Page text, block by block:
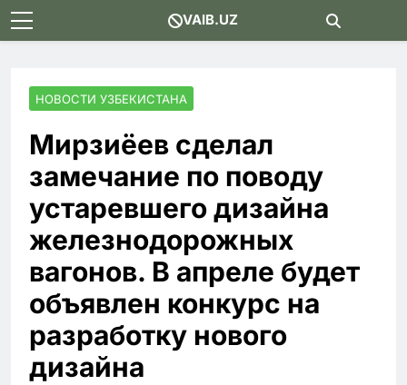
Skip
to
VAIB.UZ
НОВОСТИ УЗБЕКИСТАНА
Мирзиёев сделал
замечание по поводу
устаревшего дизайна
железнодорожных
вагонов. В апреле будет
объявлен конкурс на
разработку нового
дизайна